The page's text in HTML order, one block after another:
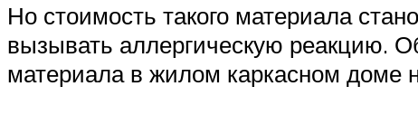
Но стоимость такого материала
вызывать аллергическую реакцию.
материала в жилом каркасном доме